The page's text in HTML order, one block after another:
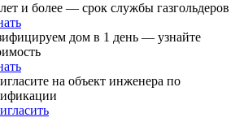
и более — срок службы газгольдеров
дом в 1 день — узнайте
на объект инженера по